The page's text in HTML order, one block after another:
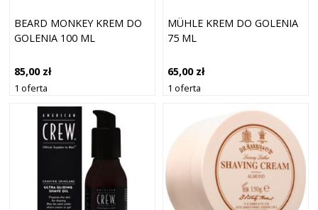
BEARD MONKEY KREM DO
GOLENIA 100 ML
85,00 zł
1 oferta
MÜHLE KREM DO GOLENIA
75 ML
65,00 zł
1 oferta